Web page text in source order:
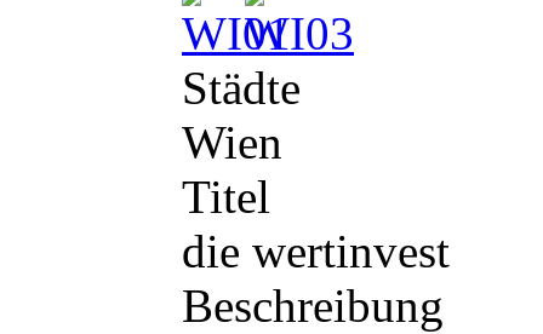
Städte
Wien
Titel
die wertinvest
Beschreibung